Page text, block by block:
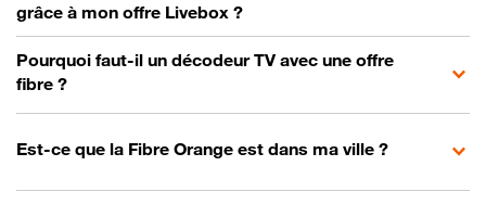
grâce à mon offre Livebox ?
Pourquoi faut-il un décodeur TV avec une offre
fibre ?
Est-ce que la Fibre Orange est dans ma ville ?